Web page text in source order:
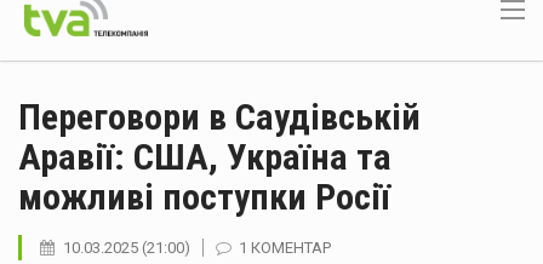
Переговори в Саудівській
Аравії: США, Україна та
можливі поступки Росії
10.03.2025 (21:00) 1 КОМЕНТАР